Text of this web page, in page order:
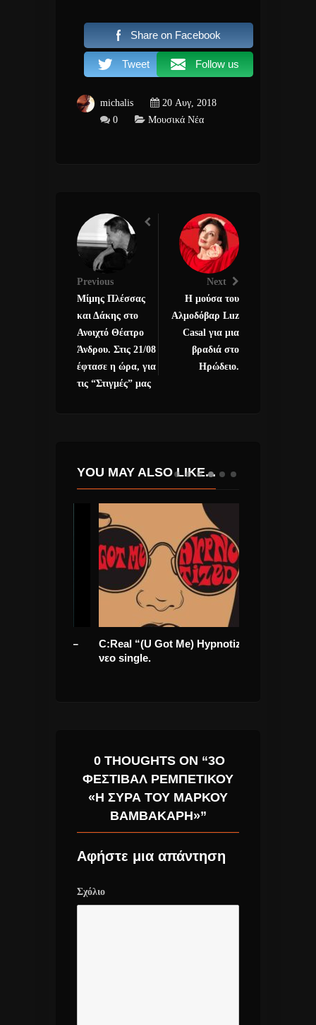
Share on Facebook
Tweet Follow us
michalis
20 Αυγ, 2018
0
Μουσικά Νέα
Previous
Μίμης Πλέσσας
και Δάκης στο
Ανοιχτό Θέατρο
Άνδρου. Στις 21/08
έφτασε η ώρα, για
τις “Στιγμές” μας
Next
H μούσα του
Αλμοδόβαρ Luz
Casal για μια
βραδιά στο
Ηρώδειο.
YOU MAY ALSO LIKE...
C:Real “(U Got Me) Hypnotize”
νεο single.
0 THOUGHTS ON “3Ο
ΦΕΣΤΙΒΆΛ ΡΕΜΠΈΤΙΚΟΥ
«Η ΣΎΡΑ ΤΟΥ ΜΆΡΚΟΥ
ΒΑΜΒΑΚΆΡΗ»”
Αφήστε μια απάντηση
Σχόλιο